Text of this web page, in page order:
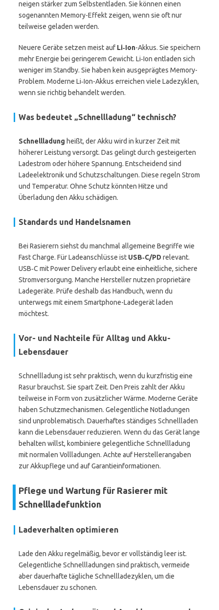
neigen stärker zum Selbstentladen. Sie können einen
sogenannten Memory-Effekt zeigen, wenn sie oft nur
teilweise geladen werden.
Neuere Geräte setzen meist auf Li‑Ion-Akkus. Sie speichern
mehr Energie bei geringerem Gewicht. Li‑Ion entladen sich
weniger im Standby. Sie haben kein ausgeprägtes Memory-
Problem. Moderne Li‑Ion-Akkus erreichen viele Ladezyklen,
wenn sie richtig behandelt werden.
Was bedeutet „Schnellladung“ technisch?
Schnellladung heißt, der Akku wird in kurzer Zeit mit
höherer Leistung versorgt. Das gelingt durch gesteigerten
Ladestrom oder höhere Spannung. Entscheidend sind
Ladeelektronik und Schutzschaltungen. Diese regeln Strom
und Temperatur. Ohne Schutz könnten Hitze und
Überladung den Akku schädigen.
Standards und Handelsnamen
Bei Rasierern siehst du manchmal allgemeine Begriffe wie
Fast Charge. Für Ladeanschlüsse ist USB‑C/PD relevant.
USB‑C mit Power Delivery erlaubt eine einheitliche, sichere
Stromversorgung. Manche Hersteller nutzen proprietäre
Ladegeräte. Prüfe deshalb das Handbuch, wenn du
unterwegs mit einem Smartphone-Ladegerät laden
möchtest.
Vor- und Nachteile für Alltag und Akku-
Lebensdauer
Schnellladung ist sehr praktisch, wenn du kurzfristig eine
Rasur brauchst. Sie spart Zeit. Den Preis zahlt der Akku
teilweise in Form von zusätzlicher Wärme. Moderne Geräte
haben Schutzmechanismen. Gelegentliche Notladungen
sind unproblematisch. Dauerhaftes ständiges Schnellladen
kann die Lebensdauer reduzieren. Wenn du das Gerät lange
behalten willst, kombiniere gelegentliche Schnellladung
mit normalen Vollladungen. Achte auf Herstellerangaben
zur Akkupflege und auf Garantieinformationen.
Pflege und Wartung für Rasierer mit
Schnellladefunktion
Ladeverhalten optimieren
Lade den Akku regelmäßig, bevor er vollständig leer ist.
Gelegentliche Schnellladungen sind praktisch, vermeide
aber dauerhafte tägliche Schnellladezyklen, um die
Lebensdauer zu schonen.